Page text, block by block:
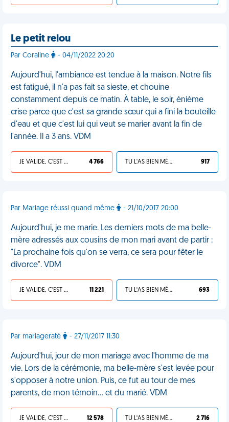
Le petit relou
Par Coraline - 04/11/2022 20:20
Aujourd'hui, l'ambiance est tendue à la maison. Notre fils
est fatigué, il n'a pas fait sa sieste, et chouine
constamment depuis ce matin. À table, le soir, énième
crise parce que c'est sa grande sœur qui a fini la bouteille
d'eau et que c'est lui qui veut se marier avant la fin de
l'année. Il a 3 ans. VDM
JE VALIDE, C'EST UNE VDM 4 766 TU L'AS BIEN MÉRITÉ 917
Par Mariage réussi quand même - 21/10/2017 20:00
Aujourd'hui, je me marie. Les derniers mots de ma belle-
mère adressés aux cousins de mon mari avant de partir :
"La prochaine fois qu'on se verra, ce sera pour fêter le
divorce". VDM
JE VALIDE, C'EST UNE VDM 11 221 TU L'AS BIEN MÉRITÉ 693
Par mariageraté - 27/11/2017 11:30
Aujourd'hui, jour de mon mariage avec l'homme de ma
vie. Lors de la cérémonie, ma belle-mère s'est levée pour
s'opposer à notre union. Puis, ce fut au tour de mes
parents, de mon témoin... et du marié. VDM
JE VALIDE, C'EST UNE VDM 12 578 TU L'AS BIEN MÉRITÉ 2 716